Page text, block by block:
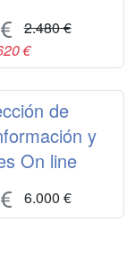
2.480 €
€
de
y
On line
6.000 €